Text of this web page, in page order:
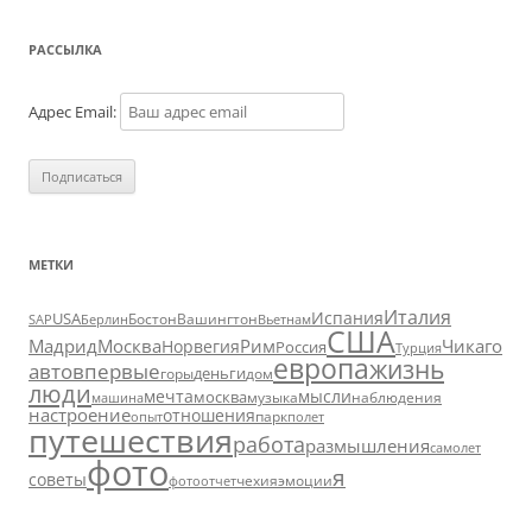
РАССЫЛКА
Адрес Email:
МЕТКИ
SAPUSAБерлинБостонВашингтонВьетнамИспанияИталия
МадридМоскваНорвегияРимРоссияСШАТурцияЧикаго
автовпервыегорыденьгидомевропажизнь
люди машинамечтамосквамузыкамыслинаблюдения
настроениеопытотношенияпаркполет
путешествияработаразмышлениясамолет
советыфотофотоотчетчехияэмоциия